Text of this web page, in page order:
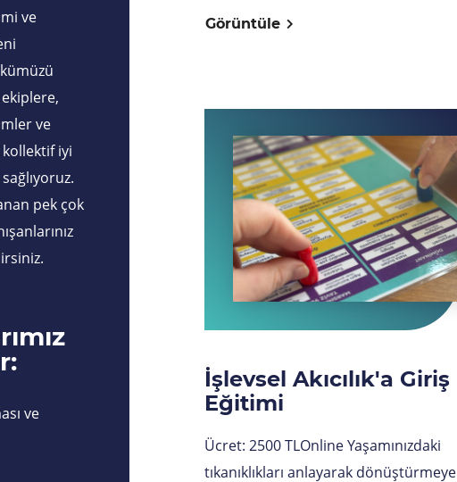
ve
ve
kollektif iyi
pek çok
ve
Görüntüle
İşlevsel Akıcılık'a Giriş
Eğitimi
Ücret: 2500 TLOnline Yaşamınızdaki
tıkanıklıkları anlayarak dönüştürmeye